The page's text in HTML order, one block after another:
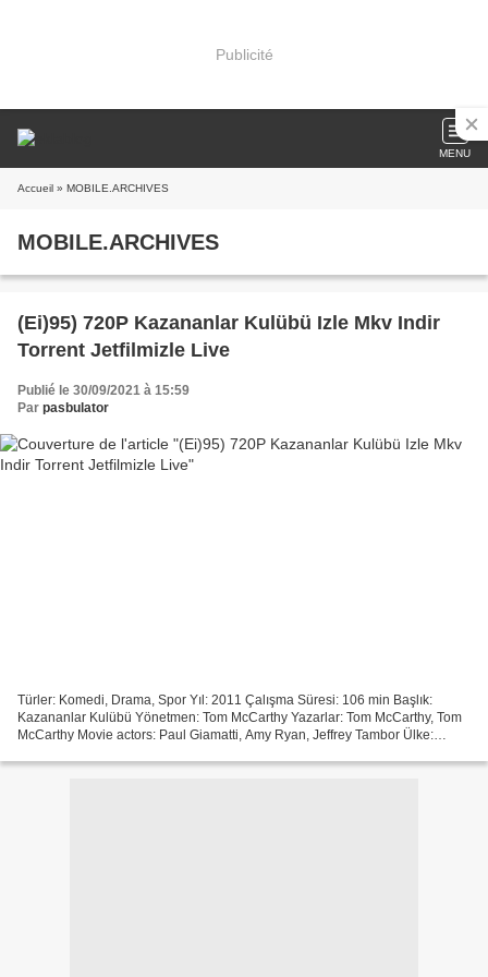
Publicité
MENU
Accueil » MOBILE.ARCHIVES
MOBILE.ARCHIVES
(Ei)95) 720P Kazananlar Kulübü Izle Mkv Indir
Torrent Jetfilmizle Live
Publié le 30/09/2021 à 15:59
Par pasbulator
Türler: Komedi, Drama, Spor Yıl: 2011 Çalışma Süresi: 106 min Başlık:
Kazananlar Kulübü Yönetmen: Tom McCarthy Yazarlar: Tom McCarthy, Tom
McCarthy Movie actors: Paul Giamatti, Amy Ryan, Jeffrey Tambor Ülke: